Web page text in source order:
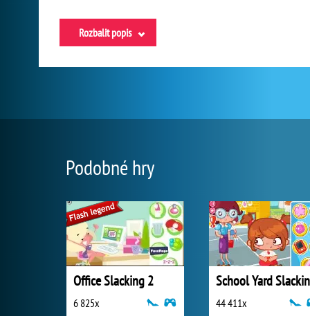
Rozbalit popis
Podobné hry
Office Slacking 2
6 825x
School Yard
44 411x